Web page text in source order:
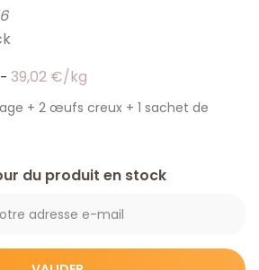
- 39,02 €/kg
+ 2 œufs creux + 1 sachet de
du produit en stock